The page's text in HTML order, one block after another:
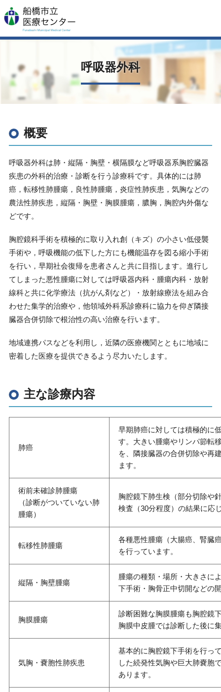
呼吸器外科
概要
呼吸器外科は肺・縦隔・胸壁・横隔膜など呼吸器系胸腔臓器
疾患の外科的治療・診断を行う診療科です。具体的には肺
癌，転移性肺腫瘍，良性肺腫瘍，炎症性肺疾患，気胸などの
農法性肺疾患，縦隔・胸壁・胸膜腫瘍，膿胸，胸腔内外傷な
どです。
胸腔鏡科手術を積極的に取り入れ創（キズ）の小さい低侵襲
手術や，呼吸機能の低下した方にも機能温存を図る縮小手術
を行い，早期社会復帰を患者さんと共に目指します。進行し
てしまった悪性腫瘍に対しては呼吸器内科・腫瘍内科・放射
線科と共に化学療法（抗がん剤など）・放射線療法を組み合
わせた集学的治療や，他領域外科系診療科に協力を仰ぎ隣接
臓器合併切除で根治性の高い治療を行います。
地域連携パスなどを利用し，近隣の医療機関とともに地域に
密着した医療を提供できるよう尽力いたします。
主な診療内容
肺癌
早期肺癌に対しては積極的に
す。大きい腫瘍やリンパ節転
を、隣接臓器の合併切除や再
ます。
術前未確診肺腫瘍
（診断がついていない肺
腫瘍）
胸腔鏡下肺生検（部分切除や
検査（30分程度）の結果に応
転移性肺腫瘍
各種悪性腫瘍（大腸癌、腎臓
を行っています。
縦隔・胸壁腫瘍
腫瘍の種類・場所・大きさに
下手術・胸骨正中切開などの
胸膜腫瘍
診断困難な胸膜腫瘍も胸腔鏡
胸膜中皮腫では診断した後に
気胸・嚢胞性肺疾患
基本的に胸腔鏡下手術を行っ
した続発性気胸や巨大肺嚢胞
あります。